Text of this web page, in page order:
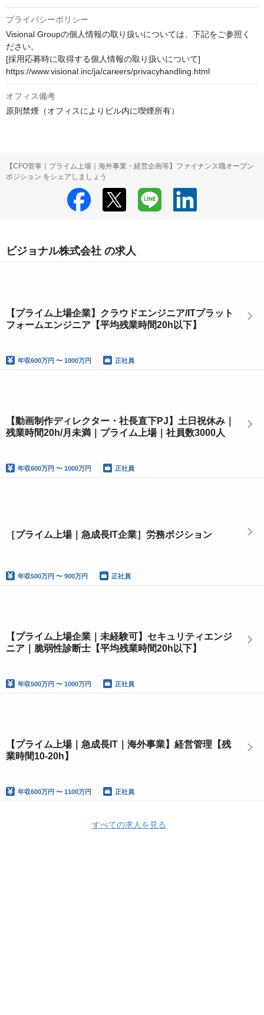
プライバシーポリシー
Visional Groupの個人情報の取り扱いについては、下記をご参照く
ださい。
[採用応募時に取得する個人情報の取り扱いについて]
https://www.visional.inc/ja/careers/privacyhandling.html
オフィス備考
原則禁煙（オフィスによりビル内に喫煙所有）
【CFO管掌｜プライム上場｜海外事業・経営企画等】ファイナンス職オープン
ポジション をシェアしましょう
ビジョナル株式会社 の求人
【プライム上場企業】クラウドエンジニア/ITプラット
フォームエンジニア【平均残業時間20h以下】
年収600万円 〜 1000万円 正社員
【動画制作ディレクター・社長直下PJ】土日祝休み｜
残業時間20h/月未満｜プライム上場｜社員数3000人
年収600万円 〜 1000万円 正社員
［プライム上場｜急成長IT企業］労務ポジション
年収500万円 〜 900万円 正社員
【プライム上場企業｜未経験可】セキュリティエンジ
ニア｜脆弱性診断士【平均残業時間20h以下】
年収500万円 〜 1000万円 正社員
【プライム上場｜急成長IT｜海外事業】経営管理【残
業時間10‐20h】
年収600万円 〜 1100万円 正社員
すべての求人を見る